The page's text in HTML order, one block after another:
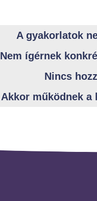
A gyakorlatok
Nem ígérnek
Nincs
Akkor működnek a